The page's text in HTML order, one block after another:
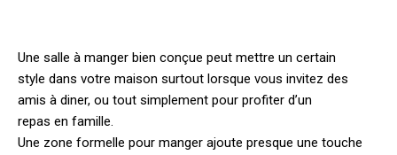
Une salle à manger bien conçue peut mettre un certain
style dans votre maison surtout lorsque vous invitez des
amis à diner, ou tout simplement pour profiter d’un
repas en famille.
Une zone formelle pour manger ajoute presque une touche